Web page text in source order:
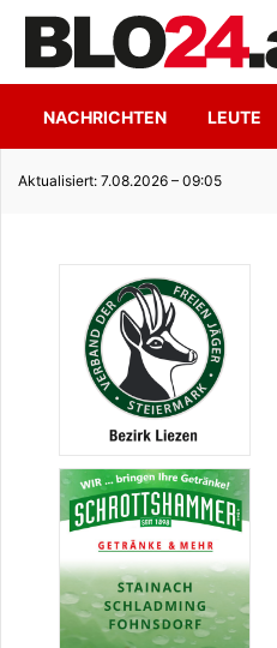
NACHRICHTEN LEUTE
Aktualisiert: 7.08.2026 – 09:05
Seeidylle